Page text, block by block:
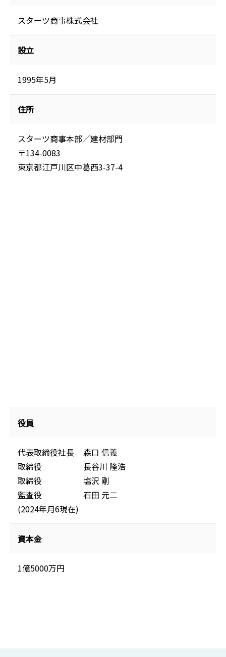
スターツ商事株式会社
設立
1995年5月
住所
スターツ商事本部／建材部門
〒134-0083
東京都江戸川区中葛西3-37-4
役員
代表取締役社長
森口 信義
取締役
長谷川 隆浩
取締役
塩沢 剛
監査役
石田 元二
(2024年月6現在)
資本金
1億5000万円